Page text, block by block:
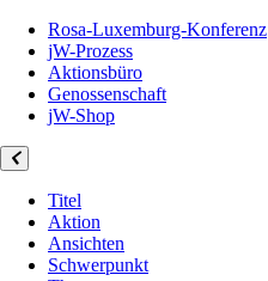
Rosa-Luxemburg-Konferenz
jW-Prozess
Aktionsbüro
Genossenschaft
jW-Shop
Titel
Aktion
Ansichten
Schwerpunkt